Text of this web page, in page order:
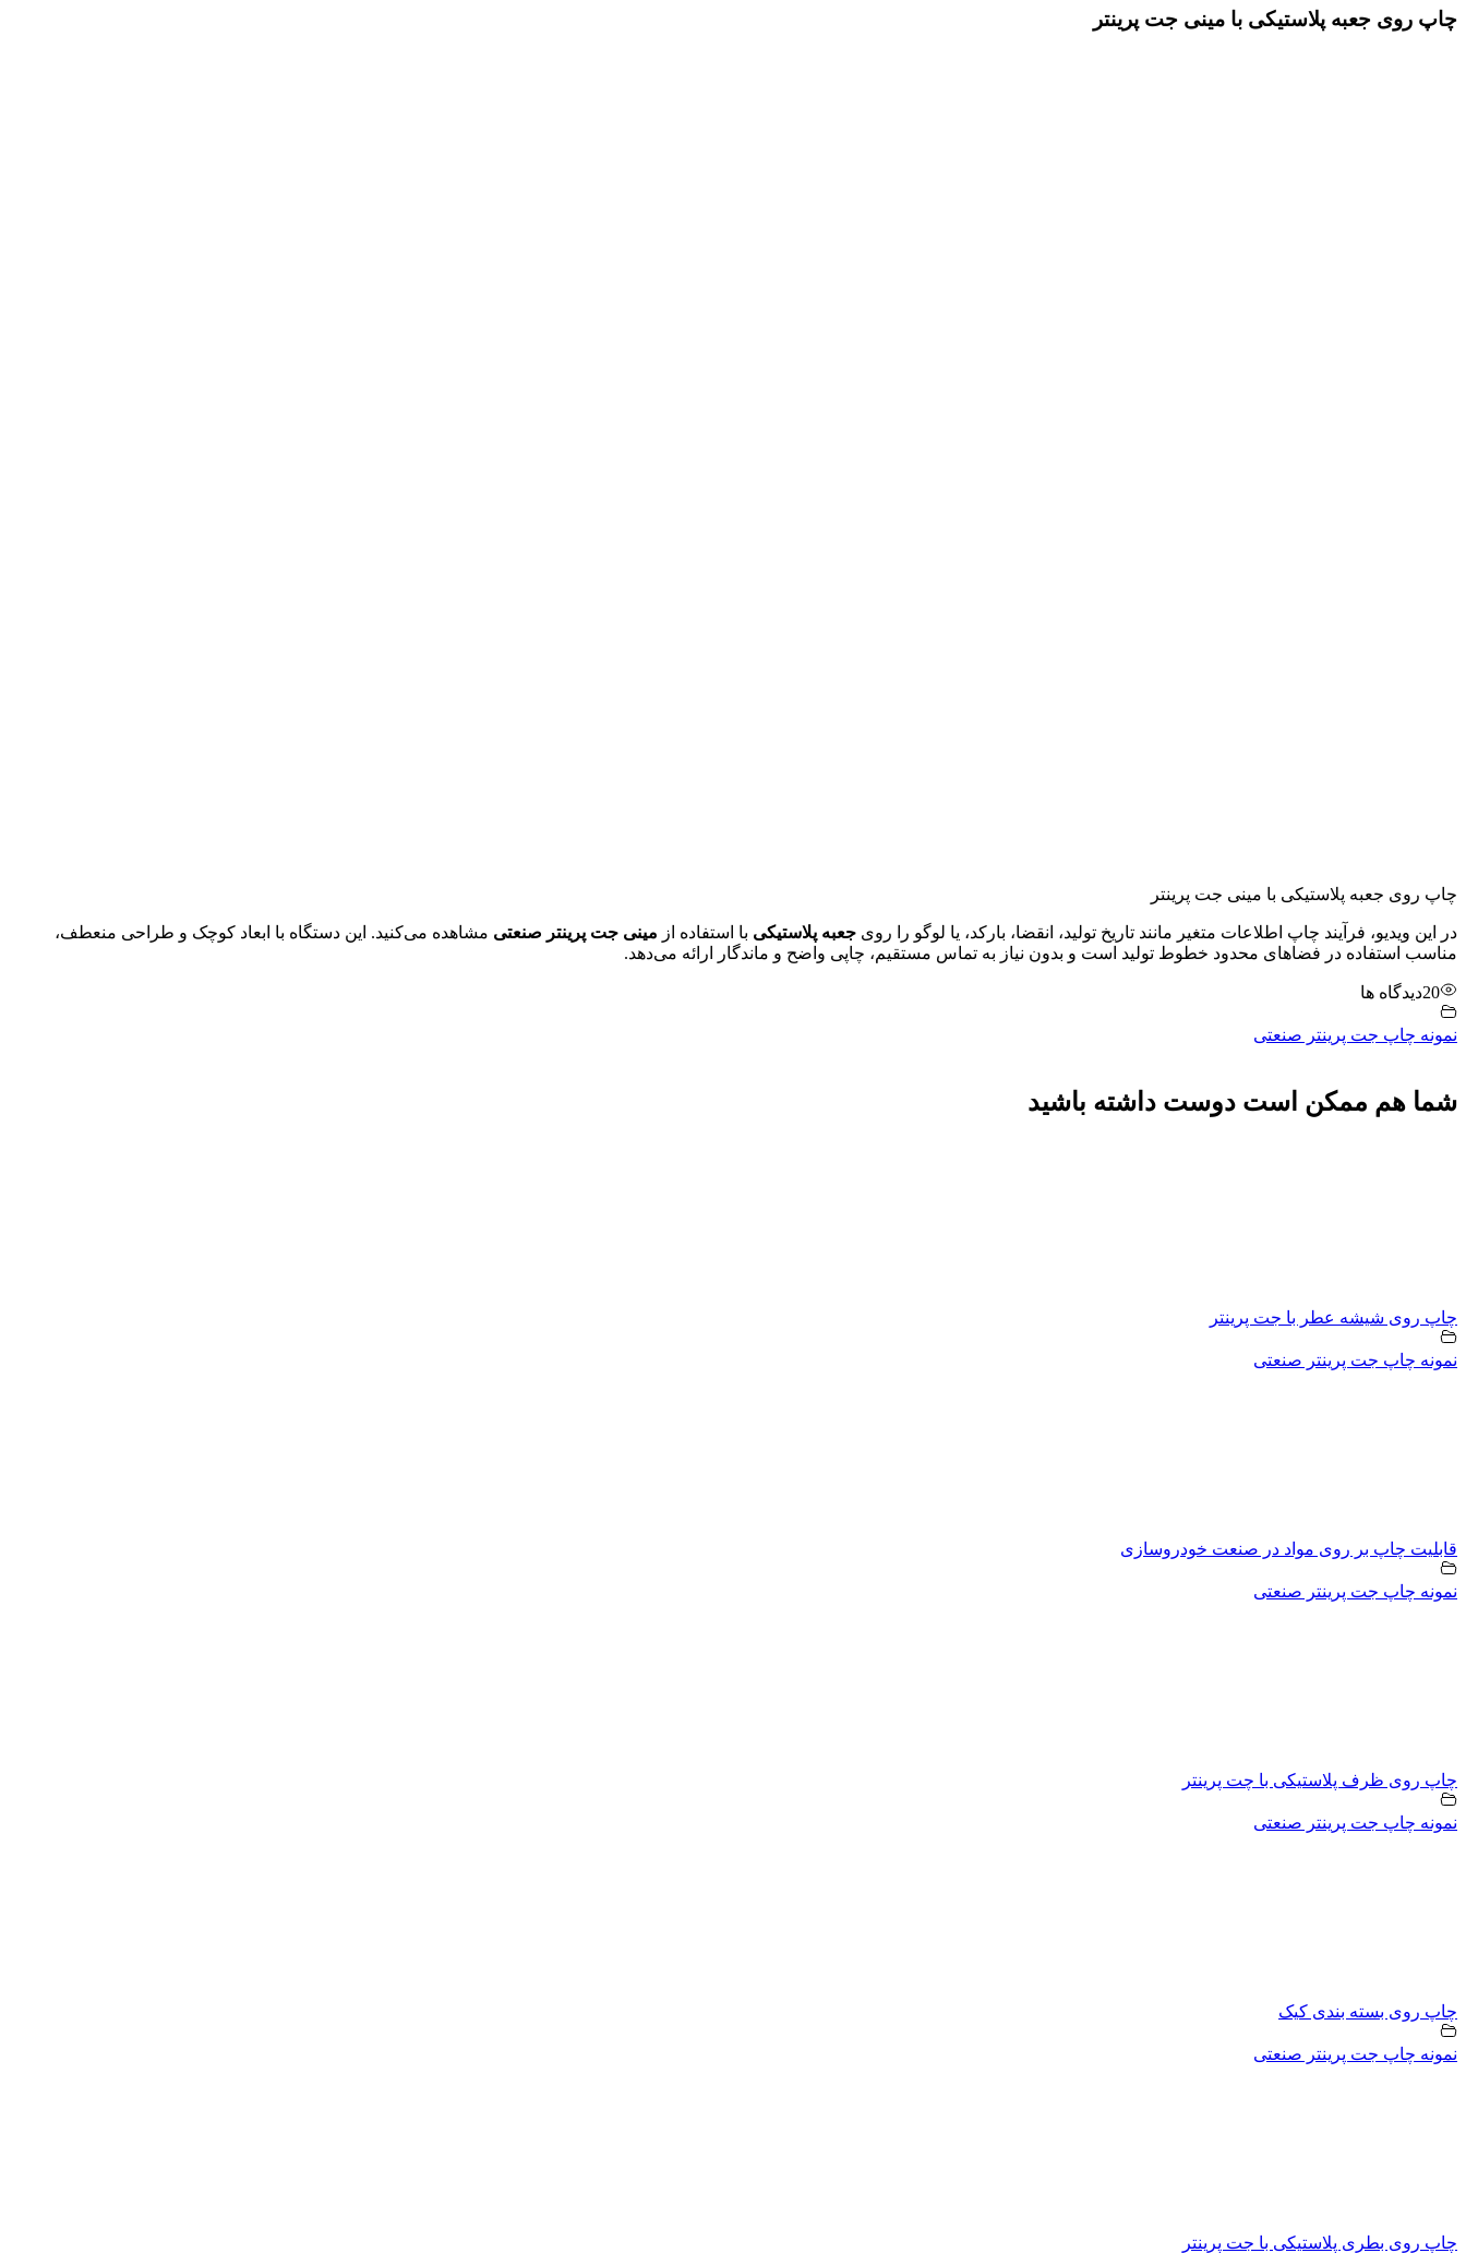
چاپ روی جعبه پلاستیکی با مینی جت پرینتر
چاپ روی جعبه پلاستیکی با مینی جت پرینتر
در این ویدیو، فرآیند چاپ اطلاعات متغیر مانند تاریخ تولید، انقضا، بارکد، یا لوگو را روی جعبه پلاستیکی با استفاده از مینی جت پرینتر صنعتی مشاهده می‌کنید. این دستگاه با ابعاد کوچک و طراحی منعطف،
مناسب استفاده در فضاهای محدود خطوط تولید است و بدون نیاز به تماس مستقیم، چاپی واضح و ماندگار ارائه می‌دهد.
20دیدگاه ها
نمونه چاپ جت پرینتر صنعتی
شما هم ممکن است دوست داشته باشید
چاپ روی شیشه عطر با جت پرینتر
نمونه چاپ جت پرینتر صنعتی
قابلیت چاپ بر روی مواد در صنعت خودروسازی
نمونه چاپ جت پرینتر صنعتی
چاپ روی ظرف پلاستیکی با چت پرینتر
نمونه چاپ جت پرینتر صنعتی
چاپ روی بسته بندی کیک
نمونه چاپ جت پرینتر صنعتی
چاپ روی بطری پلاستیکی با جت پرینتر